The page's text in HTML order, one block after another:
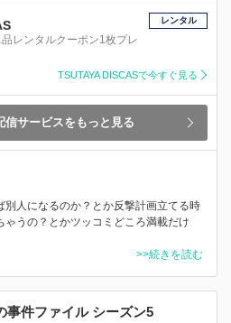
品レンタルクーポン1枚プレ
レンタル
TSUTAYA DISCASで今すぐ見る
信サービスをもっと見る
別人になるのか？とか反撃計画立てる時
ゃうの？とかツッコミどころ満載だけ
>>続きを読む
事件ファイル シーズン5